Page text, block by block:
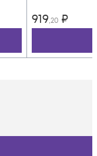
919,20 ₽